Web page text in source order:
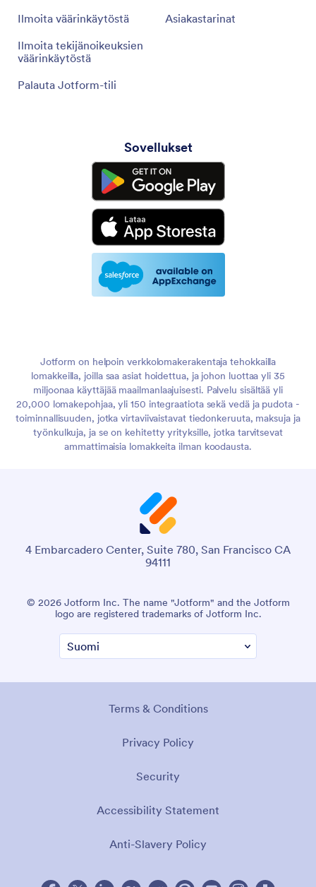
Ilmoita väärinkäytöstä
Ilmoita tekijänoikeuksien
väärinkäytöstä
Palauta Jotform-tili
Asiakastarinat
Sovellukset
Jotform on helpoin verkkolomakerakentaja tehokkailla
lomakkeilla, joilla saa asiat hoidettua, ja johon luottaa yli 35
miljoonaa käyttäjää maailmanlaajuisesti. Palvelu sisältää yli
20,000 lomakepohjaa, yli 150 integraatiota sekä vedä ja pudota -
toiminnallisuuden, jotka virtaviivaistavat tiedonkeruuta, maksuja ja
työnkulkuja, ja se on kehitetty yrityksille, jotka tarvitsevat
ammattimaisia lomakkeita ilman koodausta.
4 Embarcadero Center, Suite 780, San Francisco CA
94111
© 2026 Jotform Inc. The name "Jotform" and the Jotform
logo are registered trademarks of Jotform Inc.
Terms & Conditions
Privacy Policy
Security
Accessibility Statement
Anti-Slavery Policy